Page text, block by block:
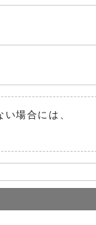
場合には、